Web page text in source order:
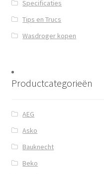
Specificaties
Tips en Trucs
Wasdroger kopen
Productcategorieën
AEG
Asko
Bauknecht
Beko